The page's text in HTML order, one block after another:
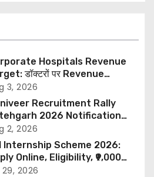
Hospitals Revenue
डॉक्टरों पर Revenue
थोपने के खिलाफ DMA India
कदम, NHRC से Suo Motu जांच
3, 2026
Recruitment Rally
2026 Notification
– Rajput Regimental Centre
Schedule, Eligibility,
& Selection Process
2, 2026
Internship Scheme 2026:
Online, Eligibility, ₹9,000
Benefits, Selection
2026